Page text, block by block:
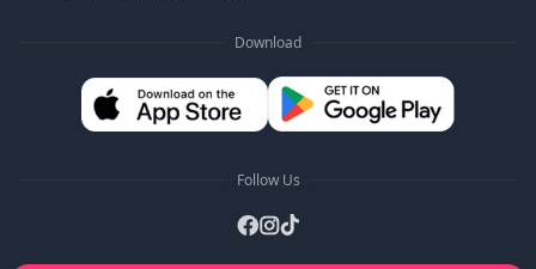
Download
Follow Us